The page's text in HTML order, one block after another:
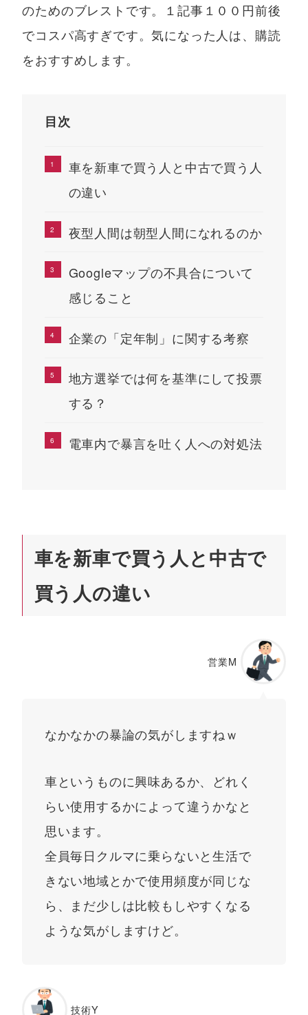
のためのブレストです。１記事１００円前後
でコスパ高すぎです。気になった人は、購読
をおすすめします。
目次
車を新車で買う人と中古で買う人
の違い
夜型人間は朝型人間になれるのか
Googleマップの不具合について
感じること
企業の「定年制」に関する考察
地方選挙では何を基準にして投票
する？
電車内で暴言を吐く人への対処法
車を新車で買う人と中古で
買う人の違い
営業M
なかなかの暴論の気がしますねｗ
車というものに興味あるか、どれく
らい使用するかによって違うかなと
思います。
全員毎日クルマに乗らないと生活で
きない地域とかで使用頻度が同じな
ら、まだ少しは比較もしやすくなる
ような気がしますけど。
技術Y